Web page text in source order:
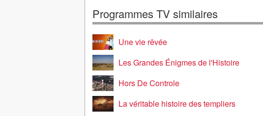
Programmes TV similaires
Une vie rêvée
Les Grandes Énigmes de l'Histoire
Hors De Controle
La véritable histoire des templiers